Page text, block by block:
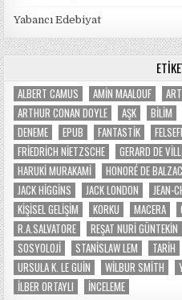
Yabancı Edebiyat
ALBERT CAMUS AMIN MAALOUF
ARTHUR CONAN DOYLE
AŞK BILIM
DENEME
EPUB FANTASTIK
FRIEDRICH NIETZSCHE
GERARD DE
HARUKI MURAKAMI
HONORÉ DE BALZAC
JACK HIGGINS
JACK LONDON JEAN-
KIŞISEL GELIŞIM
KORKU MACERA
R.A.SALVATORE
REŞAT NURI GÜNTEKIN
SOSYOLOJI
STANISLAW LEM TARIH
URSULA K. LE GUIN
WILBUR SMITH
İLBER ORTAYLI
İNCELEME